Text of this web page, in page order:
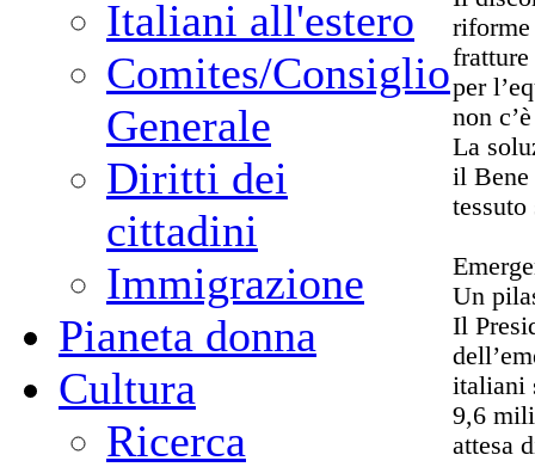
Italiani all'estero
Comites/Consiglio
Generale
Diritti dei
cittadini
Immigrazione
Pianeta donna
Cultura
Ricerca
riforme
per
non
La
il Bene
Un
Il
italiani
9,6
attesa